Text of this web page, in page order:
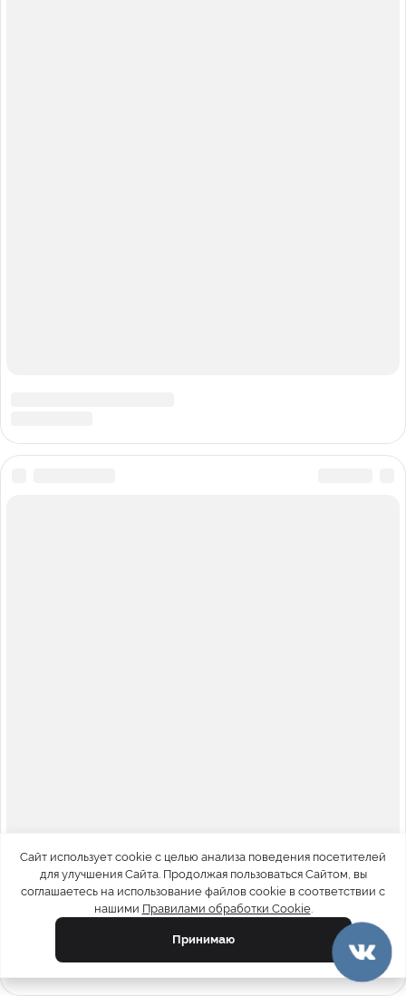
Сайт использует cookie с целью анализа поведения посетителей
для улучшения Сайта. Продолжая пользоваться Сайтом, вы
соглашаетесь на использование файлов cookie в соответствии с
нашими Правилами обработки Cookie.
Принимаю